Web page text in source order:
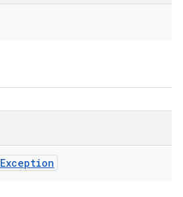
Exception